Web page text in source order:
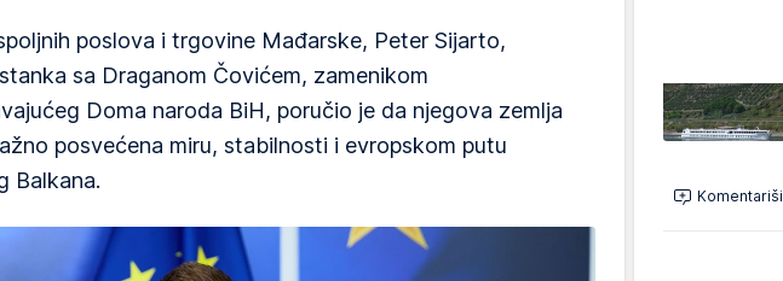
poslova i trgovine Mađarske, Peter Sijarto,
sa Draganom Čovićem, zamenikom
Doma naroda BiH, poručio je da njegova zemlja
posvećena miru, stabilnosti i evropskom putu
Balkana.
Komentariši